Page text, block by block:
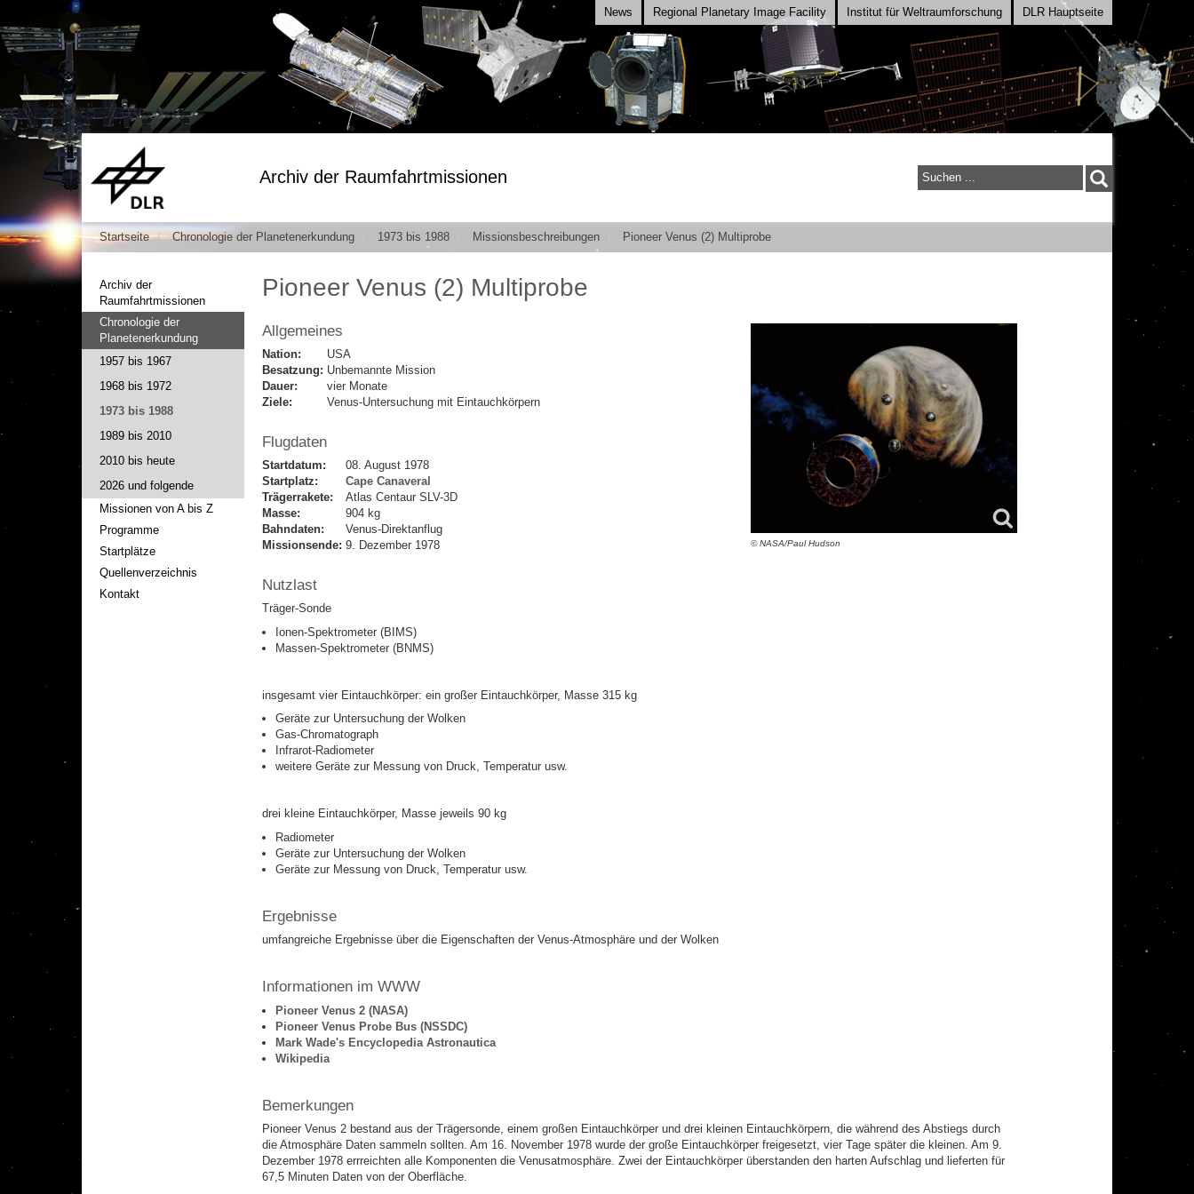
Archiv der Raumfahrtmissionen
Suchen
Startseite Chronologie der Planetenerkundung 1973 bis 1988 Missionsbeschreibungen Pioneer Venus (2) Multiprobe
Archiv der
Raumfahrtmissionen
Chronologie der
Planetenerkundung
1957 bis 1967
1968 bis 1972
1973 bis 1988
1989 bis 2010
2010 bis heute
2026 und folgende
Missionen von A bis Z
Programme
Startplätze
Quellenverzeichnis
Kontakt
Pioneer Venus (2) Multiprobe
© NASA/Paul Hudson
Allgemeines
Nation:
USA
Besatzung: Unbemannte Mission
Dauer:
vier Monate
Ziele:
Venus-Untersuchung mit Eintauchkörpern
Flugdaten
Startdatum:
08. August 1978
Startplatz:
Cape Canaveral
Trägerrakete:
Atlas Centaur SLV-3D
Masse:
904 kg
Bahndaten:
Venus-Direktanflug
Missionsende: 9. Dezember 1978
Nutzlast
Träger-Sonde
Ionen-Spektrometer (BIMS)
Massen-Spektrometer (BNMS)
insgesamt vier Eintauchkörper: ein großer Eintauchkörper, Masse 315 kg
Geräte zur Untersuchung der Wolken
Gas-Chromatograph
Infrarot-Radiometer
weitere Geräte zur Messung von Druck, Temperatur usw.
drei kleine Eintauchkörper, Masse jeweils 90 kg
Radiometer
Geräte zur Untersuchung der Wolken
Geräte zur Messung von Druck, Temperatur usw.
Ergebnisse
umfangreiche Ergebnisse über die Eigenschaften der Venus-Atmosphäre und der Wolken
Informationen im WWW
Pioneer Venus 2 (NASA)
Pioneer Venus Probe Bus (NSSDC)
Mark Wade's Encyclopedia Astronautica
Wikipedia
Bemerkungen
Pioneer Venus 2 bestand aus der Trägersonde, einem großen Eintauchkörper und drei kleinen Eintauchkörpern, die während des Abstiegs durch
die Atmosphäre Daten sammeln sollten. Am 16. November 1978 wurde der große Eintauchkörper freigesetzt, vier Tage später die kleinen. Am 9.
Dezember 1978 errreichten alle Komponenten die Venusatmosphäre. Zwei der Eintauchkörper überstanden den harten Aufschlag und lieferten für
67,5 Minuten Daten von der Oberfläche.
News Regional Planetary Image Facility Institut für Weltraumforschung DLR Hauptseite